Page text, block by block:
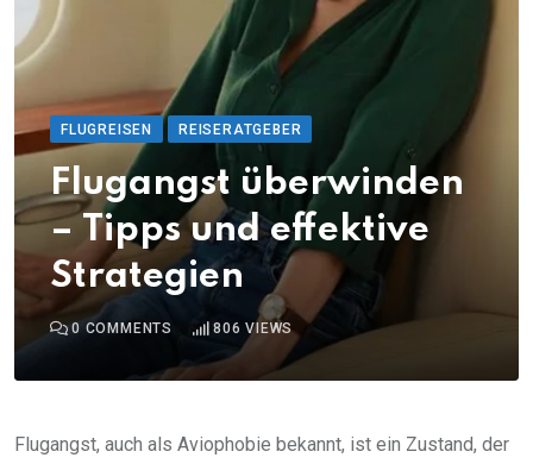
FLUGREISEN REISERATGEBER
Flugangst überwinden
– Tipps und effektive
Strategien
0 COMMENTS 806 VIEWS
Flugangst, auch als Aviophobie bekannt, ist ein Zustand, der